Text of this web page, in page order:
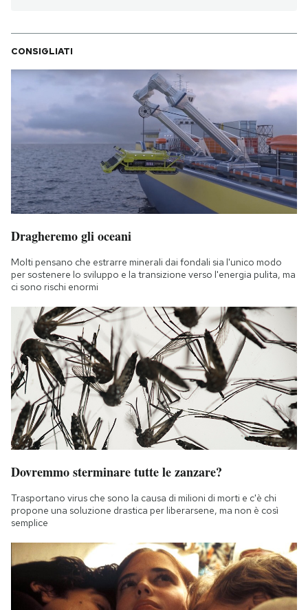
CONSIGLIATI
Dragheremo gli oceani
Molti pensano che estrarre minerali dai fondali sia l'unico modo
per sostenere lo sviluppo e la transizione verso l'energia pulita, ma
ci sono rischi enormi
Dovremmo sterminare tutte le zanzare?
Trasportano virus che sono la causa di milioni di morti e c'è chi
propone una soluzione drastica per liberarsene, ma non è così
semplice